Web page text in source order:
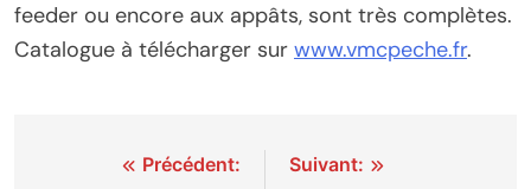
feeder ou encore aux appâts, sont très complètes.
Catalogue à télécharger sur www.vmcpeche.fr.
NavigationPrécédent:
Suivant: